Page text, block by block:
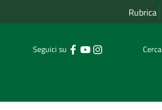
Rubrica
Seguici su Cerca